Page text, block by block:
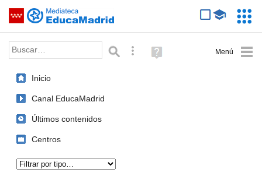
Saltar navegación
Palabra o frase: Búsqueda avanzada
Ayuda
(en
Inicio
Canal EducaMadrid
Últimos contenidos
Centros